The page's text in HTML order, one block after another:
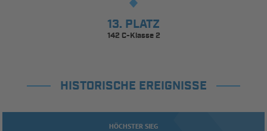
13. PLATZ
142 C-Klasse 2
HISTORISCHE EREIGNISSE
HÖCHSTER SIEG